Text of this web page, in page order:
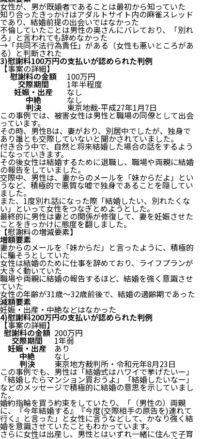
女性が、男が既婚者であることは最初から知っていた
知り合ったきっかけはアダルトサイト内の麻雀スレッド
であり、結婚前提の出会いではなかった
不倫していたことは男性の奥さんにバレており、「別れ
ろ」と言われても辞めなかった
→「共同不法行為責任」がある（女性も悪いところがあ
る）と判断された
3)慰謝料100万円の支払いが認められた判例
【事案の詳細】
慰謝料の金額 100万円
交際期間 1年半程度
妊娠・出産 なし
中絶 なし
判決 東京地裁-平成27年1月7日
この事例では、被害女性は男性と職場の同僚として出会
っています。
その時、男性Bは、妻がおり、別居中でしたが、独身で
あり誰とも交際していないと聞かされていました。
付き合う中で、自然と将来結婚した場合の話をするよう
になっていきます。
その後女性は結婚するために退職し、職場や両親に結婚
の報告をしていました。
交際中、男性は、妻からのメールを「妹からだよ」とい
うなど、積極的で悪質な嘘で独身であることを隠してい
ました。
また、1度別れ話になった際「結婚したい、別れたくな
い」といって女性をつなぎとめようとした。
最終的に男性は妻との関係が修復して、妻を妊娠させた
ことをきっかけに態度を翻しました。
【慰謝料の増減要素】
増額要素
妻からのメールを「妹からだ」と言ったように、積極的
に騙そうとしていた
女性は結婚のために仕事を辞めており、ライフプランが
大きく動いていた
職場や両親に結婚の報告するほど、結婚を強く意識させ
ていた
女性の年齢が31歳〜32歳前後で、結婚の適齢期であった
減額要素
妊娠・出産・中絶などはなかった
4)慰謝料200万円の支払いが認められた判例
【事案の詳細】
慰謝料の金額 200万円
交際期間 1年弱
妊娠・出産 あり
中絶 なし
判決 東京地方裁判所・令和元年8月23日
この事例でも、男性は「結婚式はハワイで挙げたいー」
「結婚したらマンション買おうよ」「結婚したいなー」
などのメッセージで積極的に結婚の意思を示していまし
た。
婚約指輪を買う約束をしていたり、「（男性の）両親
に、『今年結婚する』『今度(交際相手の原告を)連れて
行く』と言った」と女性に言うなどして、かなり強く結
婚を意識させていたこともわかっています。
さらに女性は出産し、男性とはいずれ一緒に住んで子育